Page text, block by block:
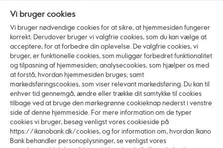
Tilgængelighed
CPR-registeret
Persondatapolitik
Bekæmpelse af hvidvask
PSD2
Om Ikano Bank
Om Banken
Vores værdier
Bæredygtighed
Vi bruger cookies
Vi bruger nødvendige cookies for at sikre, at hjemmesiden fungerer
korrekt. Derudover bruger vi valgfrie cookies, som du kan vælge at
acceptere, for at forbedre din oplevelse. De valgfrie cookies, vi
bruger, er funktionelle cookies, som muliggør forbedret funktionalitet
og tilpasning af hjemmesiden; analysecookies, som hjælper os med
at forstå, hvordan hjemmesiden bruges; samt
markedsføringscookies, som viser relevant markedsføring. Du kan til
enhver tid gennemgå, ændre eller trække dit samtykke til cookies
tilbage ved at bruge den mørkegrønne cookieknap nederst i venstre
side af denne hjemmeside. For mere information om de typer
cookies vi bruger, besøg venligst vores cookieside på
https://ikanobank.dk/cookies, og for information om, hvordan Ikano
Bank behandler personoplysninger, se venligst vores